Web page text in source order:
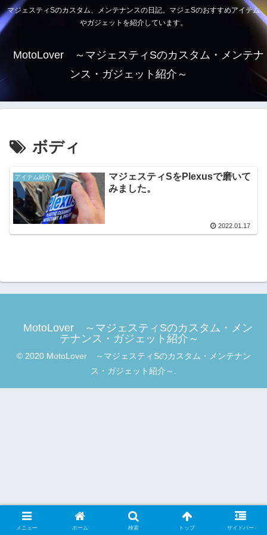
マジェスティSのカスタム、メンテナンスの日記。マジェSのおすすめアイテム
やガジェットを紹介しています。
MotoLover ～マジェスティSのカスタム・メンテナ
ンス・ガジェット紹介～
ボディ
アイテム紹介
マジェスティSをPlexusで磨いて
みました。
2022.01.17
MotoLover ～マジェスティSのカスタム・メン
テナンス・ガジェット紹介～
© 2020 MotoLover ～マジェスティSのカスタム・メンテナン
ス・ガジェット紹介～.
メニュー ホーム 検索 トップ サイドバー